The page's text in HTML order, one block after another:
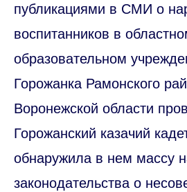
публикациями в СМИ о
воспитанников в
образовательном
Горожанка Рамонского
Воронежской области
Горожанский казачий
обнаружила в нем массу
законодательства о